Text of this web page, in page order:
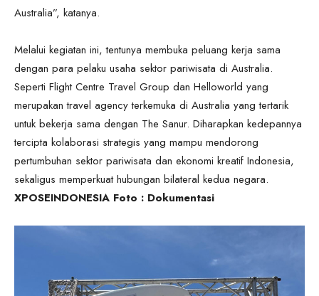
Australia”, katanya.
Melalui kegiatan ini, tentunya membuka peluang kerja sama
dengan para pelaku usaha sektor pariwisata di Australia.
Seperti Flight Centre Travel Group dan Helloworld yang
merupakan travel agency terkemuka di Australia yang tertarik
untuk bekerja sama dengan The Sanur. Diharapkan kedepannya
tercipta kolaborasi strategis yang mampu mendorong
pertumbuhan sektor pariwisata dan ekonomi kreatif Indonesia,
sekaligus memperkuat hubungan bilateral kedua negara.
XPOSEINDONESIA Foto : Dokumentasi